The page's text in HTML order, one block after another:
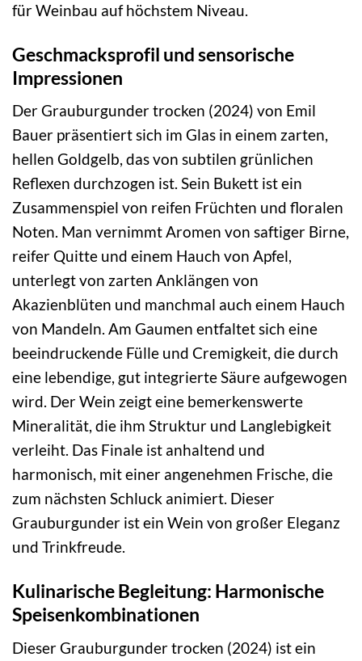
für Weinbau auf höchstem Niveau.
Geschmacksprofil und sensorische
Impressionen
Der Grauburgunder trocken (2024) von Emil
Bauer präsentiert sich im Glas in einem zarten,
hellen Goldgelb, das von subtilen grünlichen
Reflexen durchzogen ist. Sein Bukett ist ein
Zusammenspiel von reifen Früchten und floralen
Noten. Man vernimmt Aromen von saftiger Birne,
reifer Quitte und einem Hauch von Apfel,
unterlegt von zarten Anklängen von
Akazienblüten und manchmal auch einem Hauch
von Mandeln. Am Gaumen entfaltet sich eine
beeindruckende Fülle und Cremigkeit, die durch
eine lebendige, gut integrierte Säure aufgewogen
wird. Der Wein zeigt eine bemerkenswerte
Mineralität, die ihm Struktur und Langlebigkeit
verleiht. Das Finale ist anhaltend und
harmonisch, mit einer angenehmen Frische, die
zum nächsten Schluck animiert. Dieser
Grauburgunder ist ein Wein von großer Eleganz
und Trinkfreude.
Kulinarische Begleitung: Harmonische
Speisenkombinationen
Dieser Grauburgunder trocken (2024) ist ein